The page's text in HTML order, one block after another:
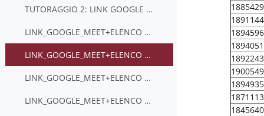
TUTORAGGIO 2: LINK GOOGLE MEET+ELENCO PARTECIPANTI (GRUPPO D) 25/05/2020 ore 11:00-13:00
LINK_GOOGLE_MEET+ELENCO PARTECIPANTI_TUTORAGGIO (GRUPPO A) 21/05/2020 ore 15:00/17:00
LINK_GOOGLE_MEET+ELENCO PARTECIPANTI_TUTORAGGIO (GRUPPO B) 21/05/2020 ore 17:15-19:15
LINK_GOOGLE_MEET+ELENCO PARTECIPANTI_TUTORAGGIO (GRUPPO C) 22/05/2020 ore 9:00-11:00
LINK_GOOGLE_MEET+ELENCO PARTECIPANTI_TUTORAGGIO (GRUPPO D) 22/05/2020 ore 11:15-13:15
1885429
1891144
1894596
1894051
1892243
1900549
1894935
1871113
1845640